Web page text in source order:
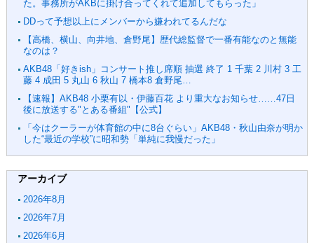
た。事務所がAKBに掛け合ってくれて追加してもらった」
DDって予想以上にメンバーから嫌われてるんだな
【高橋、横山、向井地、倉野尾】歴代総監督で一番有能なのと無能
なのは？
AKB48「好きish」コンサート推し席順 抽選 終了 1 千葉 2 川村 3 工
藤 4 成田 5 丸山 6 秋山 7 橋本8 倉野尾…
【速報】AKB48 小栗有以・伊藤百花 より重大なお知らせ……47日
後に放送する"とある番組"【公式】
「今はクーラーが体育館の中に8台ぐらい」AKB48・秋山由奈が明か
した“最近の学校”に昭和勢「単純に我慢だった」
アーカイブ
2026年8月
2026年7月
2026年6月